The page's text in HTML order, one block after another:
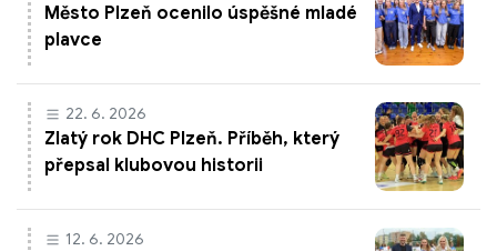
Město Plzeň ocenilo úspěšné mladé
plavce
22. 6. 2026
Zlatý rok DHC Plzeň. Příběh, který
přepsal klubovou historii
12. 6. 2026